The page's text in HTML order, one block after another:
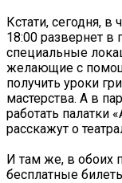
Кстати, сегодня, в
18:00 развернет
специальные
желающие с
получить уроки
мастерства. А в
работать палатки
расскажут о
И там же, в обоих
бесплатные